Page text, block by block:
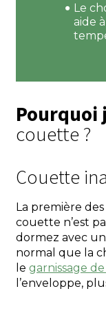
Le
aide
couette ?
Couette
La première
couette n’est
dormez avec
normal que la
le garnissage
l’enveloppe,